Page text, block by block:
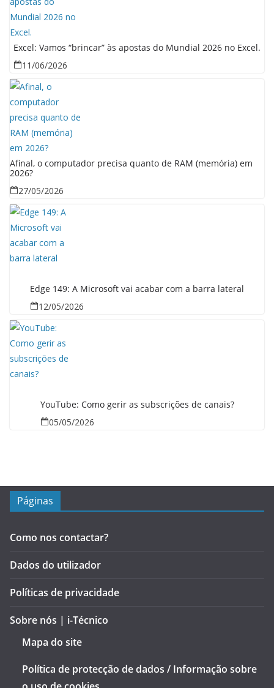
Excel: Vamos “brincar” às apostas do Mundial 2026 no Excel.
11/06/2026
Afinal, o computador precisa quanto de RAM (memória) em
2026?
27/05/2026
Edge 149: A Microsoft vai acabar com a barra lateral
12/05/2026
YouTube: Como gerir as subscrições de canais?
05/05/2026
Páginas
Como nos contactar?
Dados do utilizador
Políticas de privacidade
Sobre nós | i-Técnico
Mapa do site
Política de protecção de dados / Informação sobre